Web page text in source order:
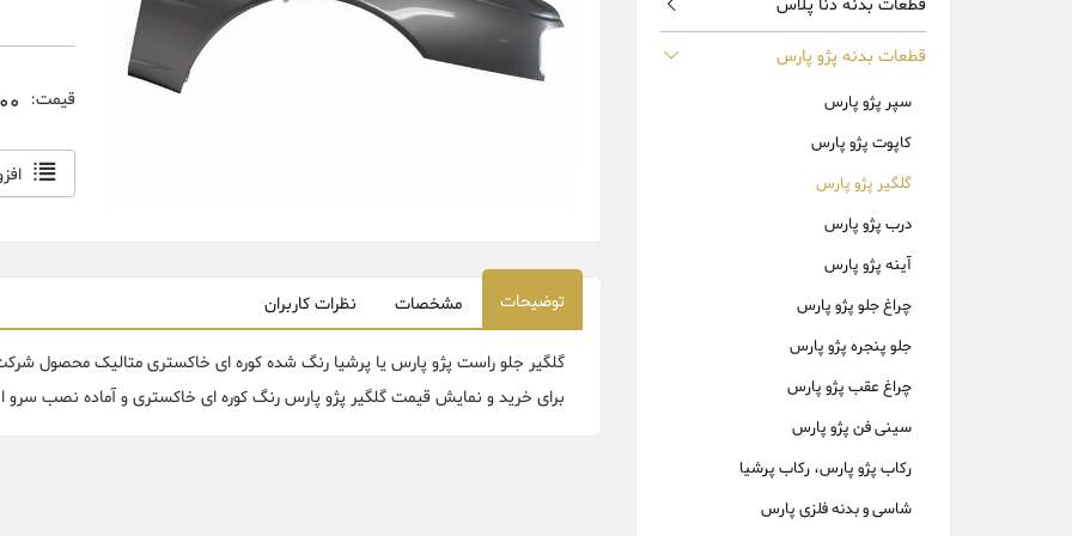
قیمت:
توضیحات مشخصات نظرات کاربران
گلگیر جلو راست پژو پارس یا پرشیا رنگ شده کوره ای خاکستری متالیک محصول شرکت
برای خرید و نمایش قیمت گلگیر پژو پارس رنگ کوره ای خاکستری و آماده نصب سرو
قطعات بدنه دنا پلاس
قطعات بدنه پژو پارس
سپر پژو پارس
کاپوت پژو پارس
گلگیر پژو پارس
درب پژو پارس
آینه پژو پارس
چراغ جلو پژو پارس
جلو پنجره پژو پارس
چراغ عقب پژو پارس
سینی فن پژو پارس
رکاب پژو پارس، رکاب پرشیا
شاسی و بدنه فلزی پارس